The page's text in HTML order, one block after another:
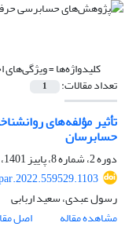
کلیدواژه‌ها =ویژگی‌های
تعداد مقالات: 1
تأثیر مؤلفه‌های
حسابرسان
دوره 2، شماره 8، پاییز 1401، صفحه
رسول عبدی، سعید اربابی
مشاهده مقاله
اصل